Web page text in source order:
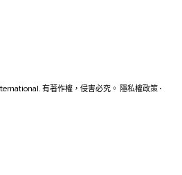
有著作權，侵害必究。 隱私權政策 •